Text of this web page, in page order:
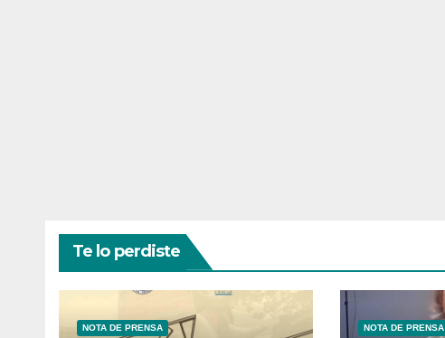
Te lo perdiste
NOTA DE PRENSA NOTA DE PRENSA